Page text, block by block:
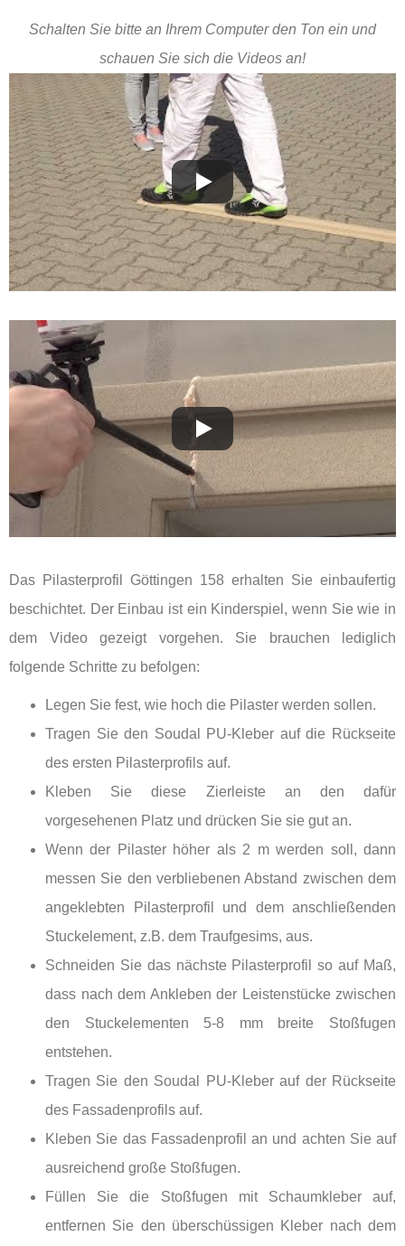
Schalten Sie bitte an Ihrem Computer den Ton ein und
schauen Sie sich die Videos an!
Das Pilasterprofil Göttingen 158 erhalten Sie einbaufertig
beschichtet. Der Einbau ist ein Kinderspiel, wenn Sie wie in
dem Video gezeigt vorgehen. Sie brauchen lediglich
folgende Schritte zu befolgen:
Legen Sie fest, wie hoch die Pilaster werden sollen.
Tragen Sie den Soudal PU-Kleber auf die Rückseite
des ersten Pilasterprofils auf.
Kleben Sie diese Zierleiste an den dafür
vorgesehenen Platz und drücken Sie sie gut an.
Wenn der Pilaster höher als 2 m werden soll, dann
messen Sie den verbliebenen Abstand zwischen dem
angeklebten Pilasterprofil und dem anschließenden
Stuckelement, z.B. dem Traufgesims, aus.
Schneiden Sie das nächste Pilasterprofil so auf Maß,
dass nach dem Ankleben der Leistenstücke zwischen
den Stuckelementen 5-8 mm breite Stoßfugen
entstehen.
Tragen Sie den Soudal PU-Kleber auf der Rückseite
des Fassadenprofils auf.
Kleben Sie das Fassadenprofil an und achten Sie auf
ausreichend große Stoßfugen.
Füllen Sie die Stoßfugen mit Schaumkleber auf,
entfernen Sie den überschüssigen Kleber nach dem